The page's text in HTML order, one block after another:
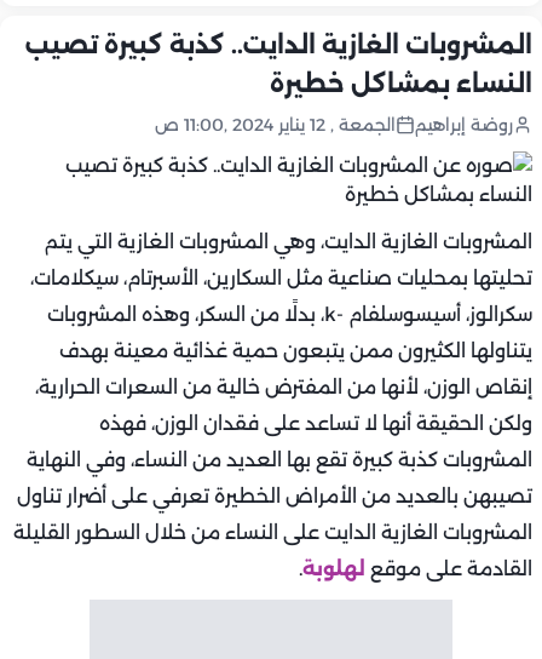
المشروبات الغازية الدايت.. كذبة كبيرة تصيب
النساء بمشاكل خطيرة
روضة إبراهيم الجمعة , 12 يناير 2024 ,11:00 ص
المشروبات الغازية الدايت، وهي المشروبات الغازية التي يتم
تحليتها بمحليات صناعية مثل السكارين، الأسبرتام، سيكلامات،
سكرالوز، أسيسوسلفام -k، بدلًا من السكر، وهذه المشروبات
يتناولها الكثيرون ممن يتبعون حمية غذائية معينة بهدف
إنقاص الوزن، لأنها من المفترض خالية من السعرات الحرارية،
ولكن الحقيقة أنها لا تساعد على فقدان الوزن، فهذه
المشروبات كذبة كبيرة تقع بها العديد من النساء، وفي النهاية
تصيبهن بالعديد من الأمراض الخطيرة تعرفي على أضرار تناول
المشروبات الغازية الدايت على النساء من خلال السطور القليلة
القادمة على موقع لهلوبة.